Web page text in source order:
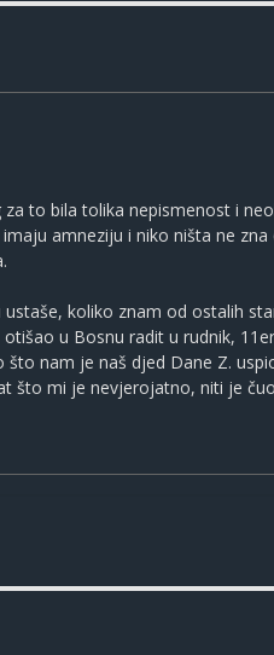
to bila tolika nepismenost i
amneziju i niko ništa ne
koliko znam od ostalih
u Bosnu radit u rudnik,
nam je naš djed Dane Z.
što mi je nevjerojatno, niti je